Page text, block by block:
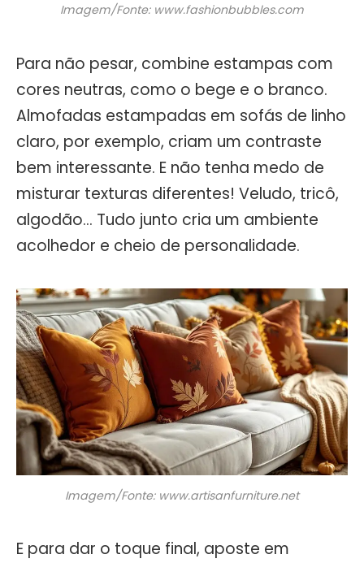
Imagem/Fonte: www.fashionbubbles.com
Para não pesar, combine estampas com
cores neutras, como o bege e o branco.
Almofadas estampadas em sofás de linho
claro, por exemplo, criam um contraste
bem interessante. E não tenha medo de
misturar texturas diferentes! Veludo, tricô,
algodão… Tudo junto cria um ambiente
acolhedor e cheio de personalidade.
Imagem/Fonte: www.artisanfurniture.net
E para dar o toque final, aposte em